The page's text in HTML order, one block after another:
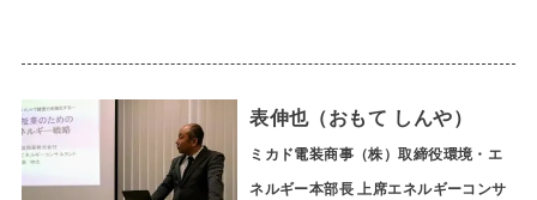
表伸也（おもて しんや）
ミカド電装商事（株）取締役環境・エ
ネルギー本部長 上席エネルギーコンサ